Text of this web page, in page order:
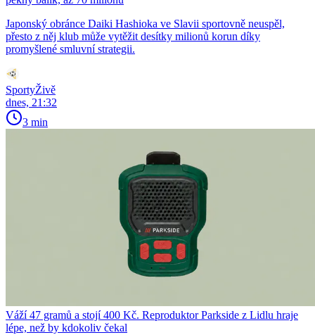
Japonský obránce Daiki Hashioka ve Slavii sportovně neuspěl,
přesto z něj klub může vytěžit desítky milionů korun díky
promyšlené smluvní strategii.
SportyŽivě
dnes, 21:32
3 min
Váží 47 gramů a stojí 400 Kč. Reproduktor Parkside z Lidlu hraje
lépe, než by kdokoliv čekal